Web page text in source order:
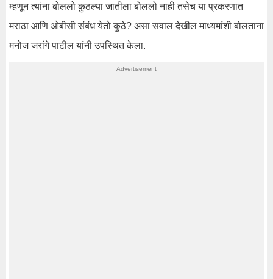
म्हणून त्यांना बोललो कुठल्या जातीला बोललो नाही तसेच या प्रकरणात
मराठा आणि ओबीसी संबंध येतो कुठे? असा सवाल देखील माध्यमांशी बोलताना
मनोज जरांगे पाटील यांनी उपस्थित केला.